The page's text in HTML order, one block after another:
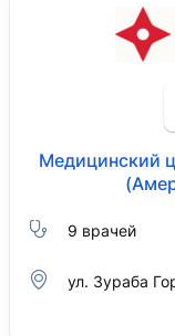
Медицинский
9 врачей
ул. Зураба